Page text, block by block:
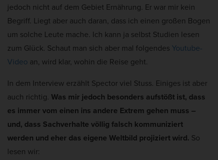
jedoch nicht auf dem Gebiet Ernährung. Er war mir kein
Begriff. Liegt aber auch daran, dass ich einen großen Bogen
um solche Leute mache. Ich kann ja selbst Studien lesen
zum Glück. Schaut man sich aber mal folgendes Youtube-
Video an, wird klar, wohin die Reise geht.
In dem Interview erzählt Spector viel Stuss. Einiges ist aber
auch richtig. Was mir jedoch besonders aufstößt ist, dass
es immer vom einen ins andere Extrem gehen muss –
und, dass Sachverhalte völlig falsch kommuniziert
werden und eher das eigene Weltbild projiziert wird. So
lesen wir: